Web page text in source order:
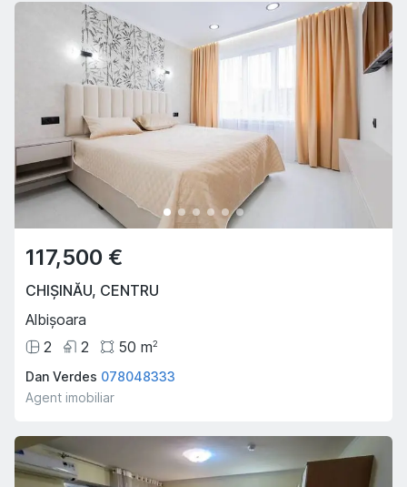
117,500 €
CHIȘINĂU, CENTRU
Albișoara
2
2 50 m2
Dan Verdes 078048333
Agent imobiliar